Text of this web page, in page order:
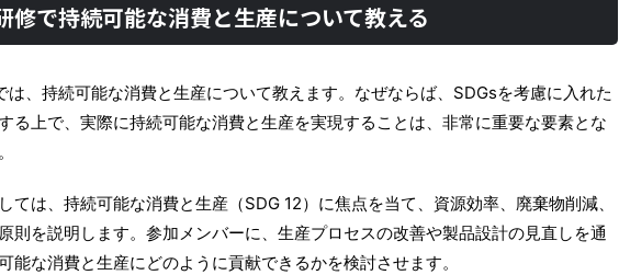
修で持続可能な消費と生産について教える
は、持続可能な消費と生産について教えます。なぜならば、SDGsを考慮に入れた
る上で、実際に持続可能な消費と生産を実現することは、非常に重要な要素とな
ては、持続可能な消費と生産（SDG 12）に焦点を当て、資源効率、廃棄物削減、
則を説明します。参加メンバーに、生産プロセスの改善や製品設計の見直しを通
能な消費と生産にどのように貢献できるかを検討させます。